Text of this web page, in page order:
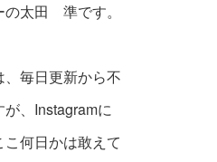
の太田 準です。
毎日更新から不
、Instagramに
何日かは敢えて